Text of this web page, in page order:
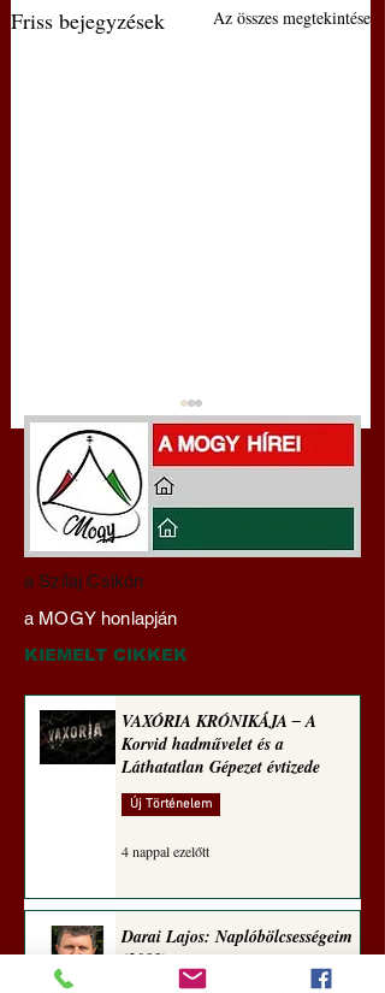
Friss bejegyzések Az összes megtekintése
Mi lett a fiúklubokkal és
a férfi főiskolákkal?
(Paul Craig Roberts
jegyzete)
a Szilaj Csikón
a MOGY honlapján
KIEMELT CIKKEK
VAXÓRIA KRÓNIKÁJA ‒ A
Korvid hadművelet és a
Láthatatlan Gépezet évtizede
Új Történelem
4 nappal ezelőtt
Darai Lajos: Naplóbölcsességeim
(2018)